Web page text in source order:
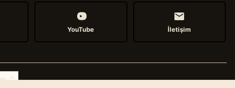
YouTube İletişim